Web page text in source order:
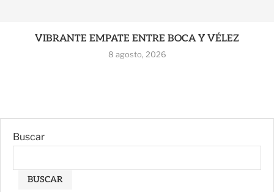
VIBRANTE EMPATE ENTRE BOCA Y VÉLEZ
8 agosto, 2026
Buscar
BUSCAR